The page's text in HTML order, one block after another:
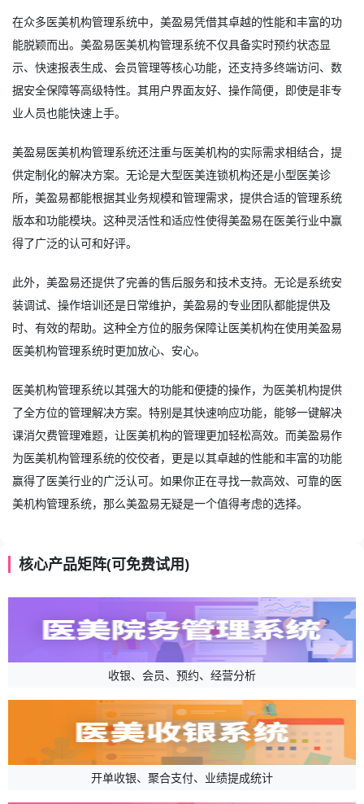
在众多医美机构管理系统中，美盈易凭借其卓越的性能和丰富的功
能脱颖而出。美盈易医美机构管理系统不仅具备实时预约状态显
示、快速报表生成、会员管理等核心功能，还支持多终端访问、数
据安全保障等高级特性。其用户界面友好、操作简便，即使是非专
业人员也能快速上手。
美盈易医美机构管理系统还注重与医美机构的实际需求相结合，提
供定制化的解决方案。无论是大型医美连锁机构还是小型医美诊
所，美盈易都能根据其业务规模和管理需求，提供合适的管理系统
版本和功能模块。这种灵活性和适应性使得美盈易在医美行业中赢
得了广泛的认可和好评。
此外，美盈易还提供了完善的售后服务和技术支持。无论是系统安
装调试、操作培训还是日常维护，美盈易的专业团队都能提供及
时、有效的帮助。这种全方位的服务保障让医美机构在使用美盈易
医美机构管理系统时更加放心、安心。
医美机构管理系统以其强大的功能和便捷的操作，为医美机构提供
了全方位的管理解决方案。特别是其快速响应功能，能够一键解决
课消欠费管理难题，让医美机构的管理更加轻松高效。而美盈易作
为医美机构管理系统的佼佼者，更是以其卓越的性能和丰富的功能
赢得了医美行业的广泛认可。如果你正在寻找一款高效、可靠的医
美机构管理系统，那么美盈易无疑是一个值得考虑的选择。
核心产品矩阵(可免费试用)
收银、会员、预约、经营分析
开单收银、聚合支付、业绩提成统计